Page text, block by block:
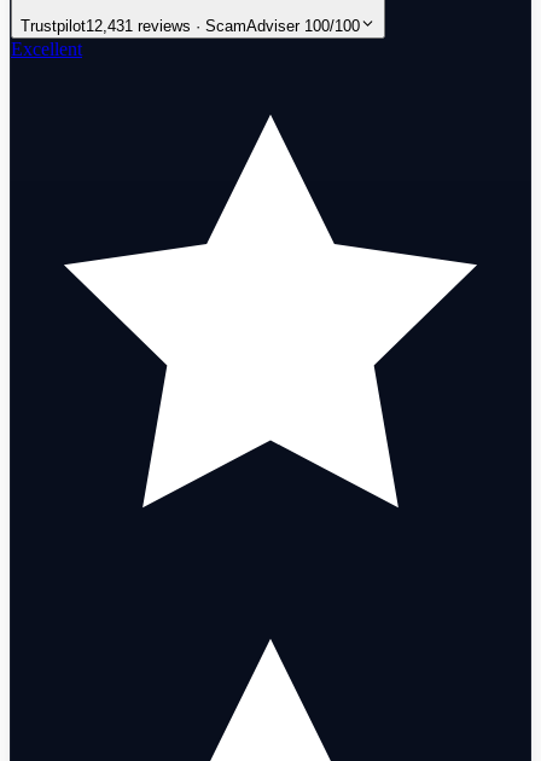
Trustpilot12,431 reviews · ScamAdviser 100/100
Excellent